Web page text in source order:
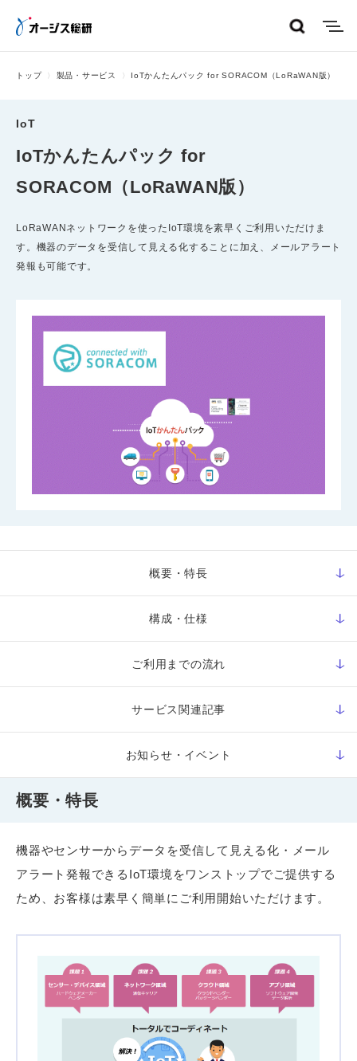
トップ 製品・サービス IoTかんたんパック for SORACOM（LoRaWAN版）
IoT
IoTかんたんパック for
SORACOM（LoRaWAN版）
LoRaWANネットワークを使ったIoT環境を素早くご利用いただけま
す。機器のデータを受信して見える化することに加え、メールアラート
発報も可能です。
概要・特長
構成・仕様
ご利用までの流れ
サービス関連記事
お知らせ・イベント
概要・特長
機器やセンサーからデータを受信して見える化・メール
アラート発報できるIoT環境をワンストップでご提供する
ため、お客様は素早く簡単にご利用開始いただけます。